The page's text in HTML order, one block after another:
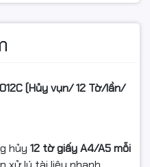
(Hủy vụn/ 12 Tờ/lần/
hủy 12 tờ giấy A4/A5 mỗi